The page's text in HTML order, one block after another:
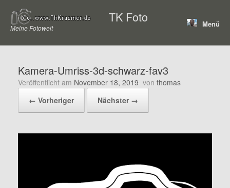
Inhalt
springen
TK Foto
Meine Fotowelt Menü
Kamera-Umriss-3d-schwarz-fav3
Veröffentlicht am November 18, 2019 von thomas
← Vorheriger
Nächster →